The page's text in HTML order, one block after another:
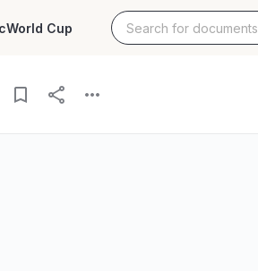
World Cup